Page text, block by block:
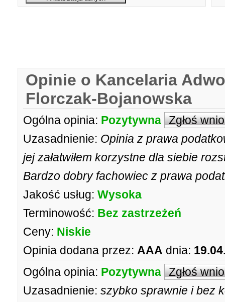
Opinie o Kancelaria
Florczak-Bojanowska
Ogólna opinia: Pozytywna Zgłoś
Uzasadnienie: Opinia z prawa
jej załatwiłem korzystne dla siebie
Bardzo dobry fachowiec z prawa
Jakość usług: Wysoka
Terminowość: Bez zastrzeżeń
Ceny: Niskie
Opinia dodana przez: AAA dnia:
Ogólna opinia: Pozytywna Zgłoś
Uzasadnienie: szybko sprawnie i bez